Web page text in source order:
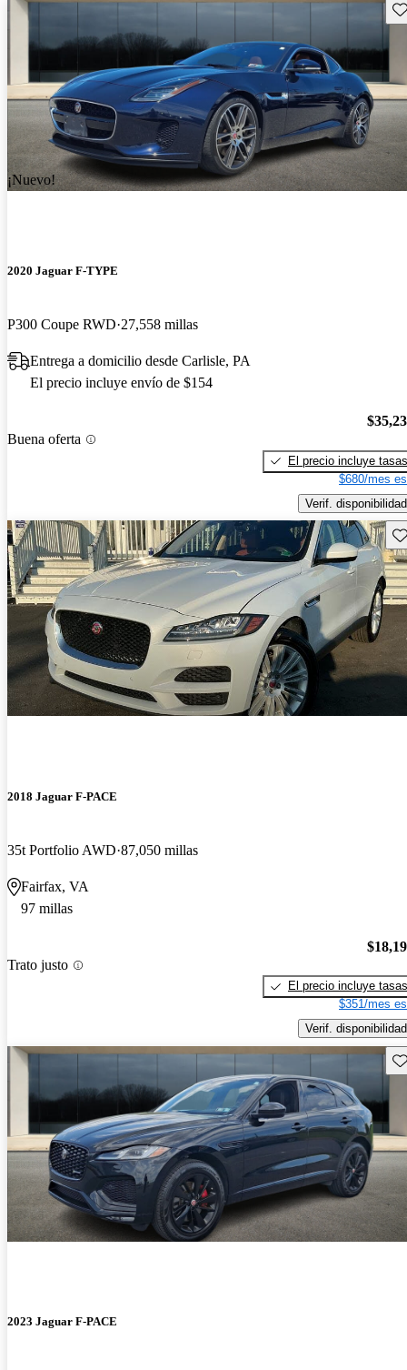
¡Nuevo!
2020 Jaguar F-TYPE
P300 Coupe RWD 27,558 millas
Entrega a domicilio desde Carlisle, PA
El precio incluye envío de $154
Buena oferta
El precio incluye tasas
$680/mes
Verif. disponibilidad
2018 Jaguar F-PACE
35t Portfolio AWD 87,050 millas
Fairfax, VA
97 millas
Trato justo
El precio incluye tasas
$351/mes
Verif. disponibilidad
2023 Jaguar F-PACE